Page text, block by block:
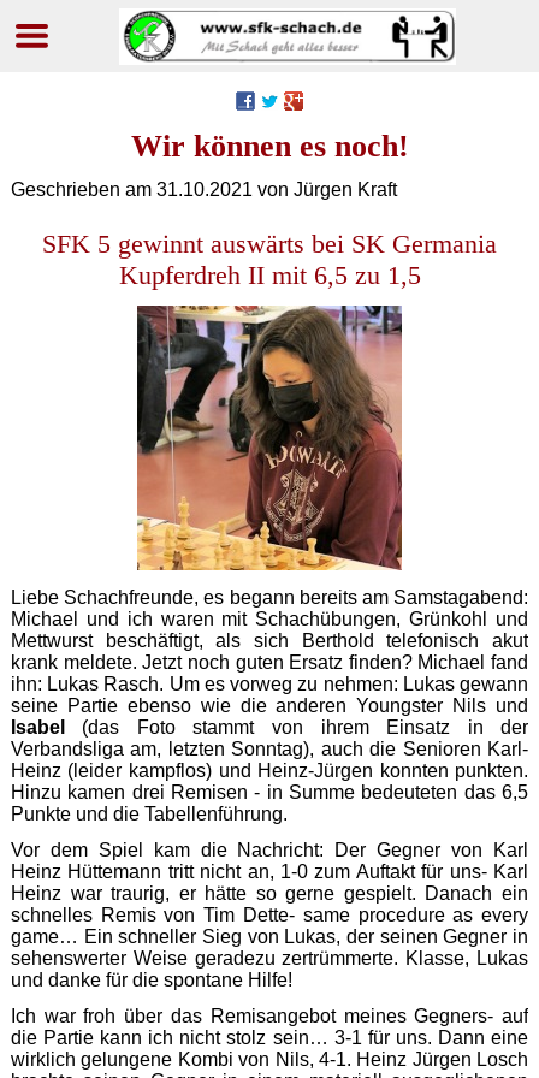
Wir können es noch!
Geschrieben am 31.10.2021 von Jürgen Kraft
SFK 5 gewinnt auswärts bei SK Germania
Kupferdreh II mit 6,5 zu 1,5
Liebe Schachfreunde, es begann bereits am Samstagabend:
Michael und ich waren mit Schachübungen, Grünkohl und
Mettwurst beschäftigt, als sich Berthold telefonisch akut
krank meldete. Jetzt noch guten Ersatz finden? Michael fand
ihn: Lukas Rasch. Um es vorweg zu nehmen: Lukas gewann
seine Partie ebenso wie die anderen Youngster Nils und
Isabel
(das Foto stammt von ihrem Einsatz in der
Verbandsliga am, letzten Sonntag), auch die Senioren Karl-
Heinz (leider kampflos) und Heinz-Jürgen konnten punkten.
Hinzu kamen drei Remisen - in Summe bedeuteten das 6,5
Punkte und die Tabellenführung.
Vor dem Spiel kam die Nachricht: Der Gegner von Karl
Heinz Hüttemann tritt nicht an, 1-0 zum Auftakt für uns- Karl
Heinz war traurig, er hätte so gerne gespielt. Danach ein
schnelles Remis von Tim Dette- same procedure as every
game… Ein schneller Sieg von Lukas, der seinen Gegner in
sehenswerter Weise geradezu zertrümmerte. Klasse, Lukas
und danke für die spontane Hilfe!
Ich war froh über das Remisangebot meines Gegners- auf
die Partie kann ich nicht stolz sein… 3-1 für uns. Dann eine
wirklich gelungene Kombi von Nils, 4-1. Heinz Jürgen Losch